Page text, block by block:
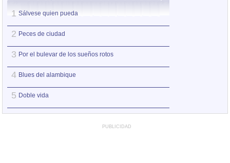
1 Sálvese quien pueda
2 Peces de ciudad
3 Por el bulevar de los sueños rotos
4 Blues del alambique
5 Doble vida
PUBLICIDAD